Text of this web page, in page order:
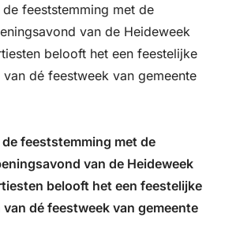
feeststemming met de
van de Heideweek
belooft het een feestelijke
dé feestweek van gemeente
de feeststemming met de
van de Heideweek
belooft het een feestelijke
dé feestweek van gemeente